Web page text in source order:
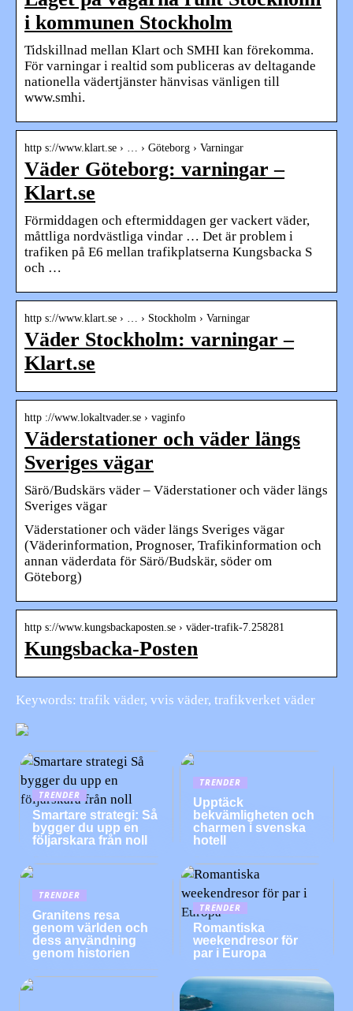
i kommunen Stockholm
Tidskillnad mellan Klart och SMHI kan förekomma.
För varningar i realtid som publiceras av deltagande
nationella vädertjänster hänvisas vänligen till
www.smhi.
http s://www.klart.se › … › Göteborg › Varningar
Väder Göteborg: varningar –
Klart.se
Förmiddagen och eftermiddagen ger vackert väder,
måttliga nordvästliga vindar … Det är problem i
trafiken på E6 mellan trafikplatserna Kungsbacka S
och …
http s://www.klart.se › … › Stockholm › Varningar
Väder Stockholm: varningar –
Klart.se
http ://www.lokaltvader.se › vaginfo
Väderstationer och väder längs
Sveriges vägar
Särö/Budskärs väder – Väderstationer och väder längs
Sveriges vägar
Väderstationer och väder längs Sveriges vägar
(Väderinformation, Prognoser, Trafikinformation och
annan väderdata för Särö/Budskär, söder om
Göteborg)
http s://www.kungsbackaposten.se › väder-trafik-7.258281
Kungsbacka-Posten
Keywords: trafik väder, vvis väder, trafikverket väder
TRENDER
Smartare strategi: Så
bygger du upp en
följarskara från noll
TRENDER
Upptäck
bekvämligheten och
charmen i svenska
hotell
TRENDER
Granitens resa
genom världen och
dess användning
genom historien
TRENDER
Romantiska
weekendresor för
par i Europa